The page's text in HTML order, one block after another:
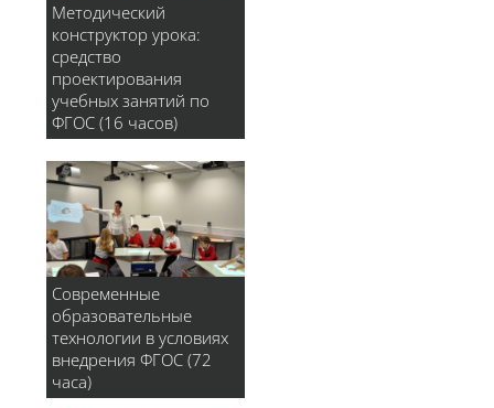
Методический
конструктор урока:
средство
проектирования
учебных занятий по
ФГОС (16 часов)
Современные
образовательные
технологии в условиях
внедрения ФГОС (72
часа)